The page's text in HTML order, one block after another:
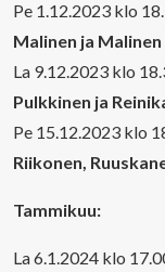
Pe 1.12.2023 klo
Malinen ja Malinen
La 9.12.2023 klo
Pulkkinen ja
Pe 15.12.2023 klo
Riikonen,
Tammikuu:
La 6.1.2024 klo